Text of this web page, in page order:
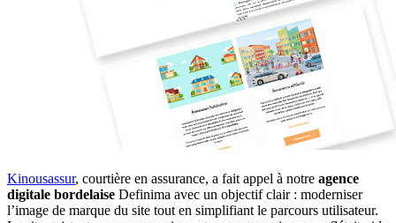
Kinousassur, courtière en assurance, a fait appel à notre agence
digitale bordelaise Definima avec un objectif clair : moderniser
l’image de marque du site tout en simplifiant le parcours utilisateur.